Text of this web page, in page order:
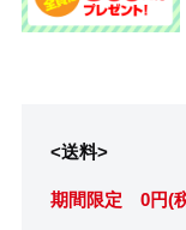
<送料>
期間限定 0円(